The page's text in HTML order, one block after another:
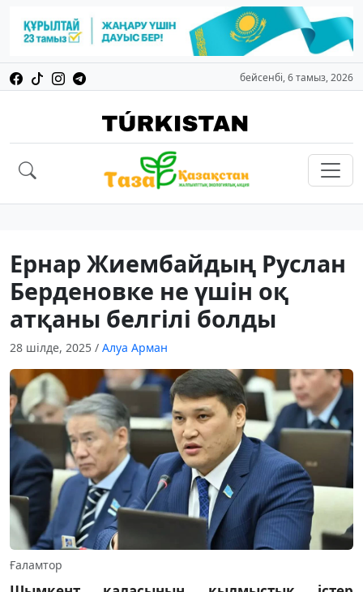
бейсенбі, 6 тамыз, 2026
Ернар Жиембайдың Руслан
Берденовке не үшін оқ
атқаны белгілі болды
28 шілде, 2025 / Алуа Арман
Ғаламтор